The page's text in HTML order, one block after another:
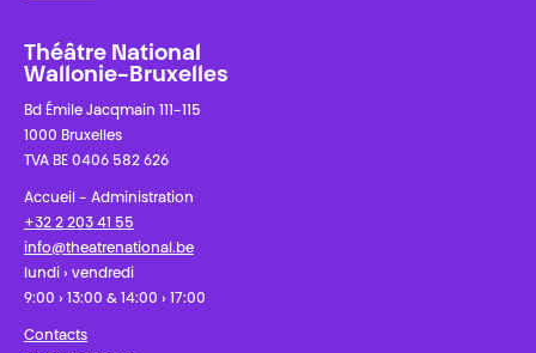
Théâtre National
Wallonie-Bruxelles
Bd Émile Jacqmain 111-115
1000 Bruxelles
TVA BE 0406 582 626
Accueil - Administration
+32 2 203 41 55
info@theatrenational.be
lundi › vendredi
9:00 › 13:00 & 14:00 › 17:00
Contacts